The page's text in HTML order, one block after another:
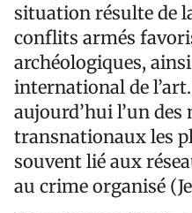
situation résulte de
conflits armés
archéologiques,
international de
aujourd’hui l’un
transnationaux les
souvent lié aux
au crime organisé